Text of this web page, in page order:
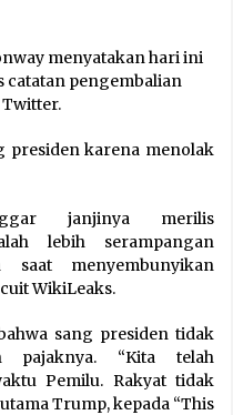
menyatakan hari ini
catatan pengembalian
Twitter.
presiden karena menolak
janjinya merilis
lebih serampangan
menyembunyikan
WikiLeaks.
sang presiden tidak
pajaknya. “Kita telah
Pemilu. Rakyat tidak
Trump, kepada “This